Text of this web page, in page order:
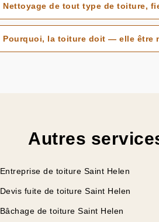
Nettoyage de tout type de toiture,
Pourquoi, la toiture doit — elle être
Autres
Entreprise de toiture Saint Helen
Devis fuite de toiture Saint Helen
Bâchage de toiture Saint Helen